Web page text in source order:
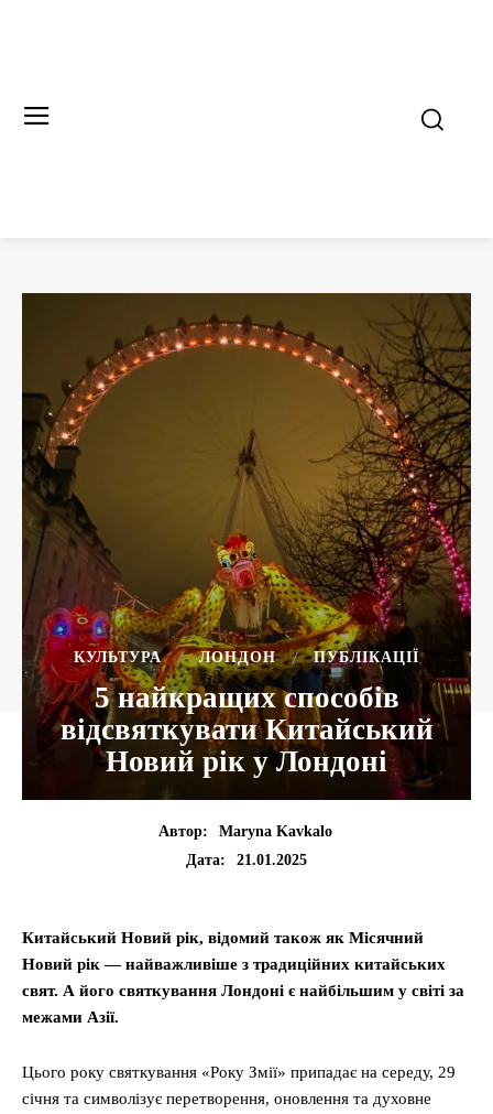
КУЛЬТУРА ЛОНДОН ПУБЛІКАЦІЇ
5 найкращих способів
відсвяткувати Китайський
Новий рік у Лондоні
Автор:
Maryna Kavkalo
Дата:
21.01.2025
Китайський Новий рік, відомий також як Місячний
Новий рік — найважливіше з традиційних китайських
свят. А його святкування Лондоні є найбільшим у світі за
межами Азії.
Цього року святкування «Року Змії» припадає на середу, 29
січня та символізує перетворення, оновлення та духовне